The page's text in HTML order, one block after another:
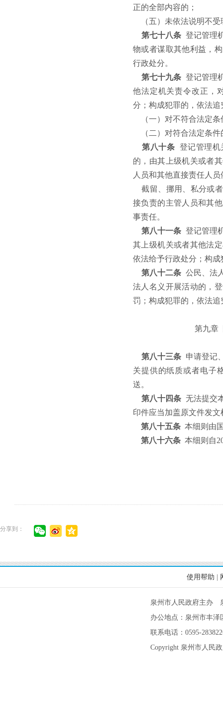
正的全部内容的；
（五）未依法说明不
第七十八条 登记管理
物或者谋取其他利益，
行政处分。
第七十九条 登记管理
他法定机关责令改正，
分；构成犯罪的，依法追
（一）对不符合法定
（二）对符合法定条
第八十条 登记管理
的，由其上级机关或者
人员和其他直接责任人
截留、挪用、私分或
接负责的主管人员和其
事责任。
第八十一条 登记管理
其上级机关或者其他法
依法给予行政处分；构
第八十二条 公民、法
法人名义开展活动的，
罚；构成犯罪的，依法追
第九章
第八十三条 申请登记
关提供的纸质或者电子
送。
第八十四条 无法提交
印件应当加盖原文件发
第八十五条 本细则由
第八十六条 本细则自
分享到：
使用帮助
泉州市人民政府主办
办公地点：泉州市丰泽
联系电话：0595-
Copyright 泉州市人民